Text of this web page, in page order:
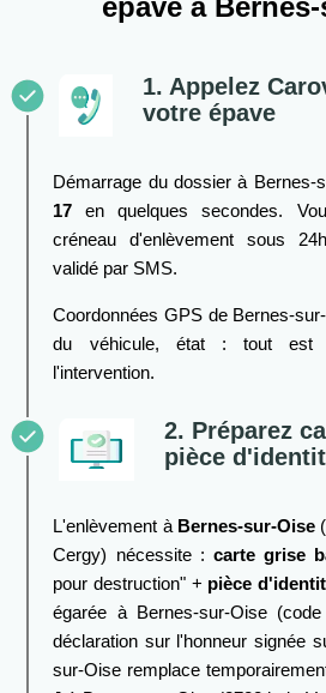
épave à
1. Appelez
votre épave
Démarrage du dossier à Bernes-
17 en quelques secondes.
créneau d'enlèvement sous
validé par SMS.
Coordonnées GPS de Bernes-
du véhicule, état : tout est
l'intervention.
2. Préparez
pièce
L'enlèvement à Bernes-sur-Oise
Cergy) nécessite : carte grise
pour destruction" + pièce
égarée à Bernes-sur-Oise
déclaration sur l'honneur signée
sur-Oise remplace